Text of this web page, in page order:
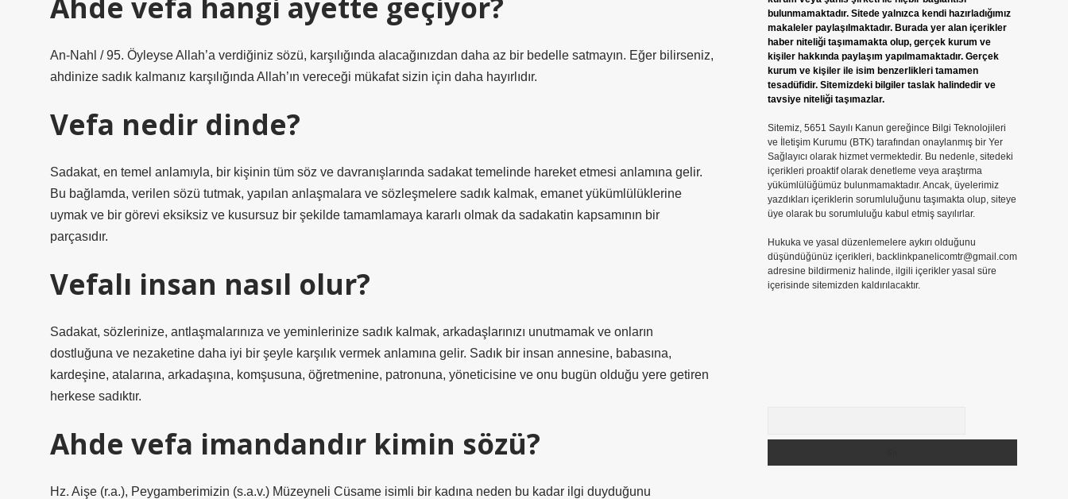
An-Nahl / 95. Öyleyse Allah’a verdiğiniz sözü, karşılığında alacağınızdan daha az bir bedelle satmayın. Eğer bilirseniz,
ahdinize sadık kalmanız karşılığında Allah’ın vereceği mükafat sizin için daha hayırlıdır.
Vefa nedir dinde?
Sadakat, en temel anlamıyla, bir kişinin tüm söz ve davranışlarında sadakat temelinde hareket etmesi anlamına gelir.
Bu bağlamda, verilen sözü tutmak, yapılan anlaşmalara ve sözleşmelere sadık kalmak, emanet yükümlülüklerine
uymak ve bir görevi eksiksiz ve kusursuz bir şekilde tamamlamaya kararlı olmak da sadakatin kapsamının bir
parçasıdır.
Vefalı insan nasıl olur?
Sadakat, sözlerinize, antlaşmalarınıza ve yeminlerinize sadık kalmak, arkadaşlarınızı unutmamak ve onların
dostluğuna ve nezaketine daha iyi bir şeyle karşılık vermek anlamına gelir. Sadık bir insan annesine, babasına,
kardeşine, atalarına, arkadaşına, komşusuna, öğretmenine, patronuna, yöneticisine ve onu bugün olduğu yere getiren
herkese sadıktır.
Ahde vefa imandandır kimin sözü?
Hz. Aişe (r.a.), Peygamberimizin (s.a.v.) Müzeyneli Cüsame isimli bir kadına neden bu kadar ilgi duyduğunu
bulunmamaktadır. Sitede yalnızca kendi hazırladığımız
makaleler paylaşılmaktadır. Burada yer alan içerikler
haber niteliği taşımamakta olup, gerçek kurum ve
kişiler hakkında paylaşım yapılmamaktadır. Gerçek
kurum ve kişiler ile isim benzerlikleri tamamen
tesadüfidir. Sitemizdeki bilgiler taslak halindedir ve
tavsiye niteliği taşımazlar.
Sitemiz, 5651 Sayılı Kanun gereğince Bilgi Teknolojileri
ve İletişim Kurumu (BTK) tarafından onaylanmış bir Yer
Sağlayıcı olarak hizmet vermektedir. Bu nedenle, sitedeki
içerikleri proaktif olarak denetleme veya araştırma
yükümlülüğümüz bulunmamaktadır. Ancak, üyelerimiz
yazdıkları içeriklerin sorumluluğunu taşımakta olup, siteye
üye olarak bu sorumluluğu kabul etmiş sayılırlar.
Hukuka ve yasal düzenlemelere aykırı olduğunu
düşündüğünüz içerikleri, backlinkpanelicomtr@gmail.com
adresine bildirmeniz halinde, ilgili içerikler yasal süre
içerisinde sitemizden kaldırılacaktır.